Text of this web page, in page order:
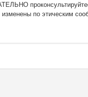
по этическим